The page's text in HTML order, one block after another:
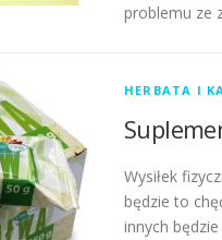
problemu ze
HERBATA I
Wysiłek
będzie to
innych